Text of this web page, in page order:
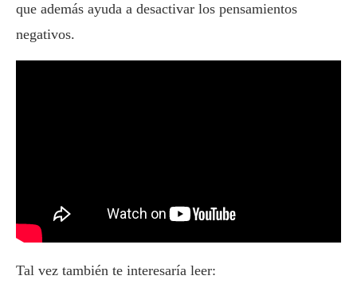
que además ayuda a desactivar los pensamientos
negativos.
Tal vez también te interesaría leer: